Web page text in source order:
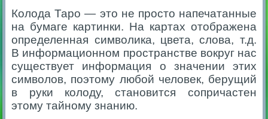
Колода Таро — это не просто напечатанные
на бумаге картинки. На картах отображена
определенная символика, цвета, слова, т.д.
В информационном пространстве вокруг нас
существует информация о значении этих
символов, поэтому любой человек, берущий
в руки колоду, становится сопричастен
этому тайному знанию.